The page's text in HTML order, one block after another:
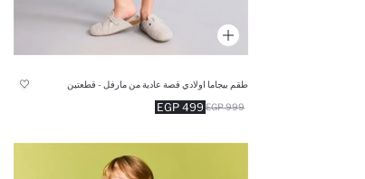
طقم بيجاما اولادي قصة عادية من مارفل - قطعتين
499 EGP 999 EGP